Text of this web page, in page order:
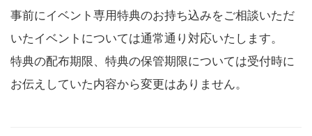
事前にイベント専用特典のお持ち込みをご相談いただ
いたイベントについては通常通り対応いたします。
特典の配布期限、特典の保管期限については受付時に
お伝えしていた内容から変更はありません。